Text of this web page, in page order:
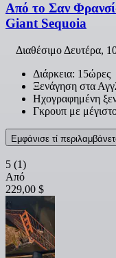
Από το Σαν
Giant Sequoia
Διαθέσιμο Δευτέρα,
Διάρκεια: 15ώρες
Ξενάγηση στα
Ηχογραφημένη
Γκρουπ με
Εμφάνισε τί
5 (1)
Από
229,00 $